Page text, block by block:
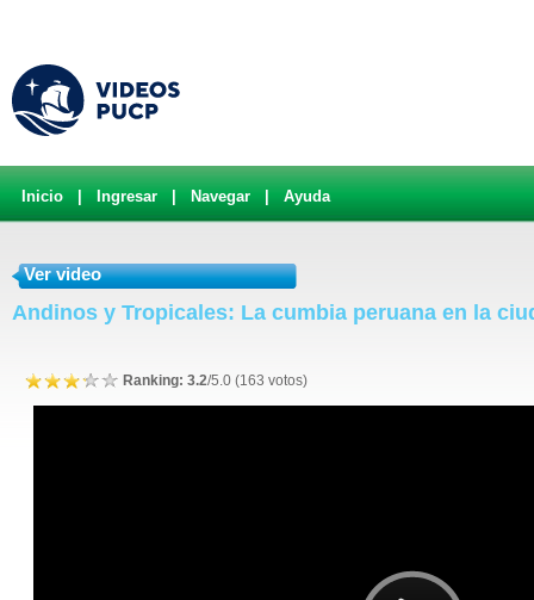
Inicio Ingresar Navegar Ayuda
Ver video
Andinos y Tropicales: La cumbia peruana en la
Ranking: 3.2/5.0 (163 votos)